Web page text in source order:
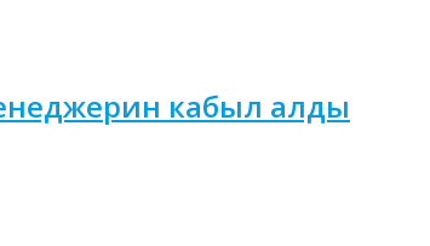
кабыл алды